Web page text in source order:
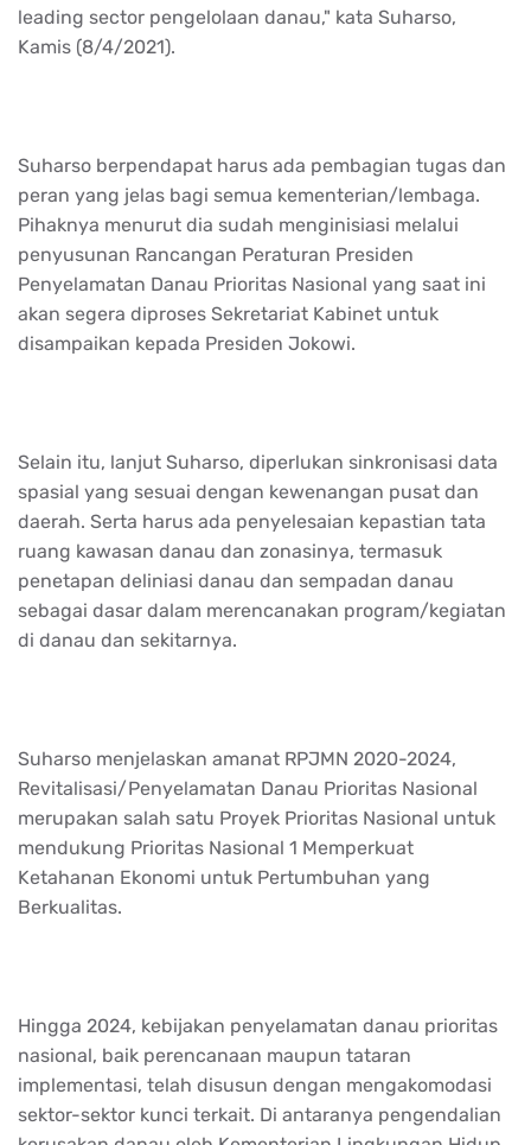
leading sector pengelolaan danau," kata Suharso,
Kamis (8/4/2021).
Suharso berpendapat harus ada pembagian tugas dan
peran yang jelas bagi semua kementerian/lembaga.
Pihaknya menurut dia sudah menginisiasi melalui
penyusunan Rancangan Peraturan Presiden
Penyelamatan Danau Prioritas Nasional yang saat ini
akan segera diproses Sekretariat Kabinet untuk
disampaikan kepada Presiden Jokowi.
Selain itu, lanjut Suharso, diperlukan sinkronisasi data
spasial yang sesuai dengan kewenangan pusat dan
daerah. Serta harus ada penyelesaian kepastian tata
ruang kawasan danau dan zonasinya, termasuk
penetapan deliniasi danau dan sempadan danau
sebagai dasar dalam merencanakan program/kegiatan
di danau dan sekitarnya.
Suharso menjelaskan amanat RPJMN 2020-2024,
Revitalisasi/Penyelamatan Danau Prioritas Nasional
merupakan salah satu Proyek Prioritas Nasional untuk
mendukung Prioritas Nasional 1 Memperkuat
Ketahanan Ekonomi untuk Pertumbuhan yang
Berkualitas.
Hingga 2024, kebijakan penyelamatan danau prioritas
nasional, baik perencanaan maupun tataran
implementasi, telah disusun dengan mengakomodasi
sektor-sektor kunci terkait. Di antaranya pengendalian